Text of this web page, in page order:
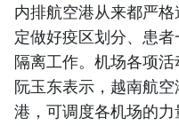
内排航空港从来都严
定做好疫区划分、患
隔离工作。机场各项活
阮玉东表示，越南航
港，可调度各机场的